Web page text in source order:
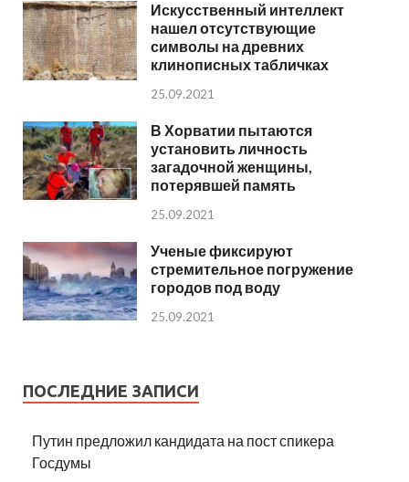
Искусственный интеллект
нашел отсутствующие
символы на древних
клинописных табличках
25.09.2021
В Хорватии пытаются
установить личность
загадочной женщины,
потерявшей память
25.09.2021
Ученые фиксируют
стремительное погружение
городов под воду
25.09.2021
ПОСЛЕДНИЕ ЗАПИСИ
Путин предложил кандидата на пост спикера
Госдумы